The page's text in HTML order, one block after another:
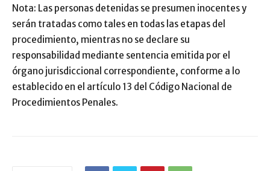
Nota: Las personas detenidas se presumen inocentes y
serán tratadas como tales en todas las etapas del
procedimiento, mientras no se declare su
responsabilidad mediante sentencia emitida por el
órgano jurisdiccional correspondiente, conforme a lo
establecido en el artículo 13 del Código Nacional de
Procedimientos Penales.